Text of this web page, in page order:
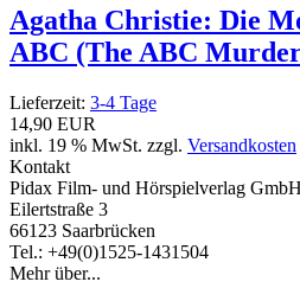
Agatha Christie: Die
ABC (The ABC
Lieferzeit: 3-4 Tage
14,90 EUR
inkl. 19 % MwSt. zzgl. Versandkosten
Kontakt
Pidax Film- und Hörspielverlag GmbH
Eilertstraße 3
66123 Saarbrücken
Tel.: +49(0)1525-1431504
Mehr über...